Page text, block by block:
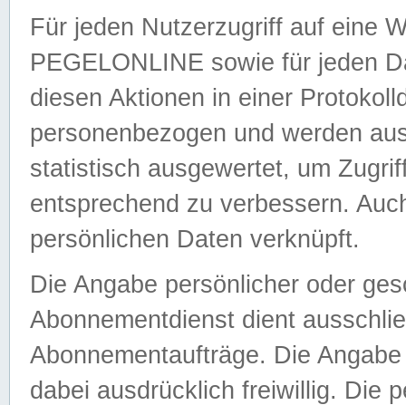
Für jeden Nutzerzugriff auf eine
PEGELONLINE sowie für jeden
diesen Aktionen in einer
personenbezogen und werden
statistisch ausgewertet, um
entsprechend zu verbessern.
persönlichen Daten verknüpft.
Die Angabe persönlicher oder
Abonnementdienst dient
Abonnementaufträge. Die
dabei ausdrücklich freiwillig. Die